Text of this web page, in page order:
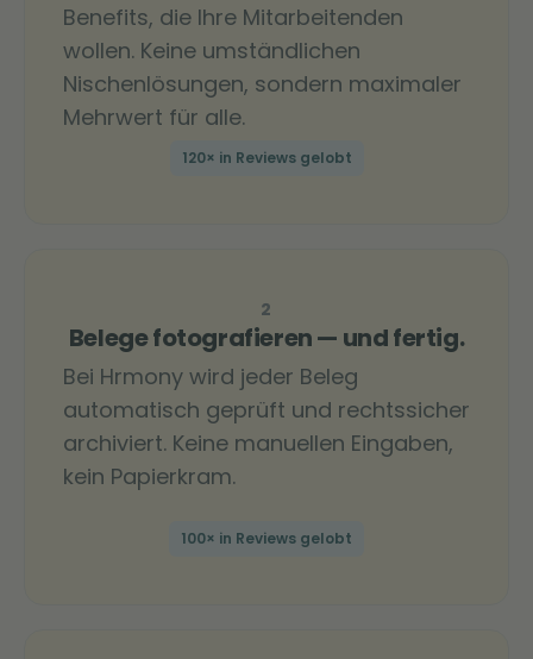
Benefits, die Ihre Mitarbeitenden
wollen. Keine umständlichen
Nischenlösungen, sondern maximaler
Mehrwert für alle.
120× in Reviews gelobt
2
Belege fotografieren — und fertig.
Bei Hrmony wird jeder Beleg
automatisch geprüft und rechtssicher
archiviert. Keine manuellen Eingaben,
kein Papierkram.
100× in Reviews gelobt